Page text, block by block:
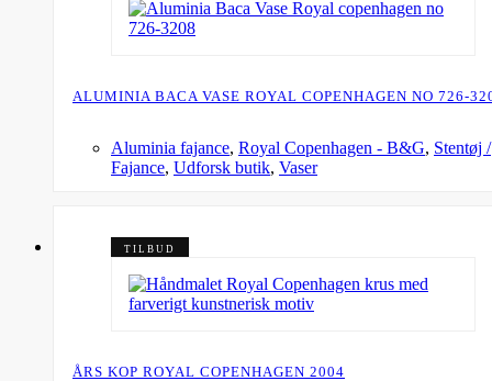
ALUMINIA BACA VASE ROYAL COPENHAGEN NO 726-
Aluminia fajance, Royal Copenhagen - B&G, Stentøj /
Fajance, Udforsk butik, Vaser
TILBUD
ÅRS KOP ROYAL COPENHAGEN 2004